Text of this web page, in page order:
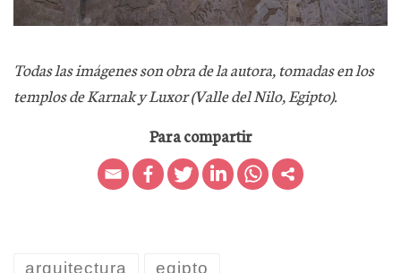
Todas las imágenes son obra de la autora, tomadas en los
templos de Karnak y Luxor (Valle del Nilo, Egipto).
Para compartir
arquitectura egipto